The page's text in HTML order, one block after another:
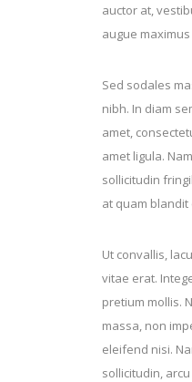
auctor at,
augue
Sed sodales
nibh. In diam
amet,
amet ligula.
sollicitudin
at quam
Ut convallis,
vitae erat.
pretium mollis.
massa, non
eleifend nisi.
sollicitudin,